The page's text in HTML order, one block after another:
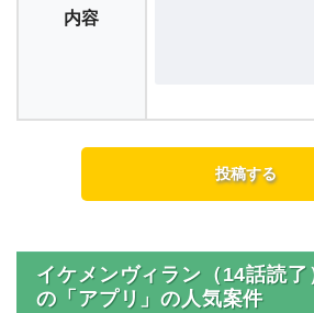
内容
イケメンヴィラン（14話読
の「アプリ」の人気案件